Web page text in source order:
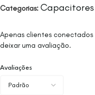
Categorias: Capacitores
Avaliações
Apenas clientes
deixar uma avaliação.